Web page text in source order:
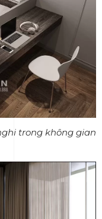
trong không gian